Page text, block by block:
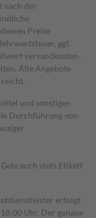
nach der
Preise
ggf.
versand­kosten­
Alle Angebote
und sonstigen
Durchführung von
stets Etikett
erfolgt
Uhr. Der genaue